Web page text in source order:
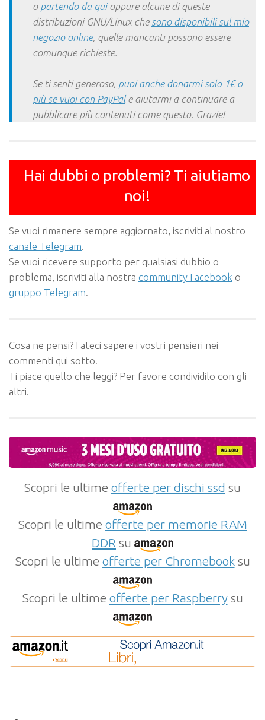
o partendo da quioppure alcune di queste
distribuzioni GNU/Linux che sono disponibili sul mio
negozio online, quelle mancanti possono essere
comunque richieste.
Se ti senti generoso, puoi anche donarmi solo 1€ o
più se vuoi con PayPale aiutarmi a continuare a
pubblicare più contenuti come questo. Grazie!
Hai dubbi o problemi? Ti aiutiamo
noi!
Se vuoi rimanere sempre aggiornato, iscriviti al nostro
canale Telegram.
Se vuoi ricevere supporto per qualsiasi dubbio o
problema, iscriviti alla nostra community Facebook o
gruppo Telegram.
Cosa ne pensi? Fateci sapere i vostri pensieri nei
commenti qui sotto.
Ti piace quello che leggi? Per favore condividilo con gli
altri.
Scopri le ultime offerte per dischi ssd su
Scopri le ultime offerte per memorie RAM
DDR su
Scopri le ultime offerte per Chromebooksu
Scopri le ultime offerte per Raspberrysu